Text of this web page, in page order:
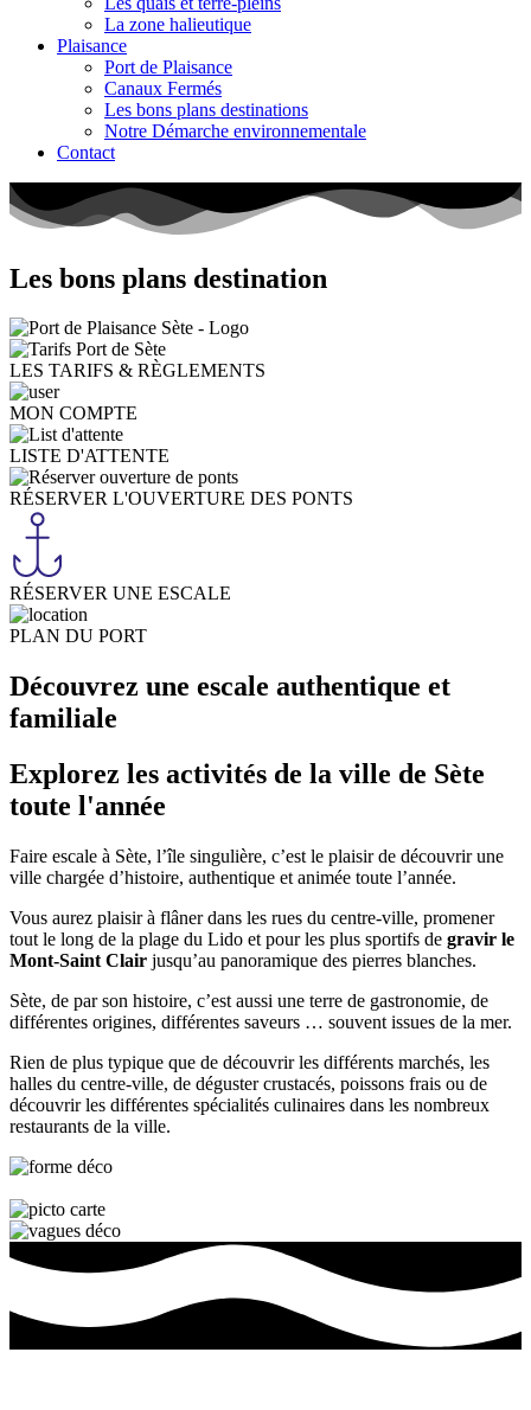
La zone halieutique
Plaisance
Port de Plaisance
Canaux Fermés
Les bons plans destinations
Notre Démarche environnementale
Contact
Les bons plans destination
LES TARIFS & RÈGLEMENTS
MON COMPTE
LISTE D'ATTENTE
RÉSERVER L'OUVERTURE DES PONTS
RÉSERVER UNE ESCALE
PLAN DU PORT
Découvrez une escale authentique et
familiale
Explorez les activités de la ville de Sète
toute l'année
Faire escale à Sète, l’île singulière, c’est le plaisir de découvrir une
ville chargée d’histoire, authentique et animée toute l’année.
Vous aurez plaisir à flâner dans les rues du centre-ville, promener
tout le long de la plage du Lido et pour les plus sportifs de gravir le
Mont-Saint Clair jusqu’au panoramique des pierres blanches.
Sète, de par son histoire, c’est aussi une terre de gastronomie, de
différentes origines, différentes saveurs … souvent issues de la mer.
Rien de plus typique que de découvrir les différents marchés, les
halles du centre-ville, de déguster crustacés, poissons frais ou de
découvrir les différentes spécialités culinaires dans les nombreux
restaurants de la ville.